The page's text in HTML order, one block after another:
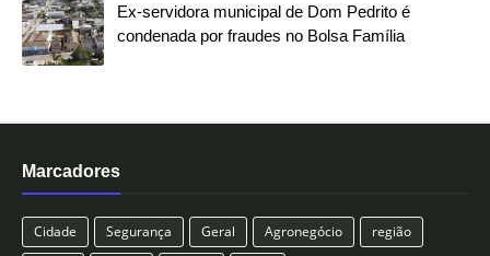
Ex-servidora municipal de Dom Pedrito é
condenada por fraudes no Bolsa Família
Marcadores
Cidade Segurança Geral Agronegócio
região